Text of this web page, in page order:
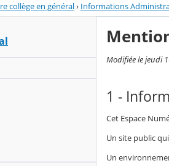
collège en général› Informations
Modifiée le jeudi
1 -
Cet Espace
Un site public
Un